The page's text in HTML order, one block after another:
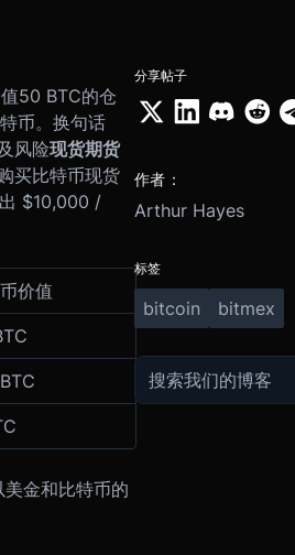
50 BTC的仓
币。换句话
风险现货期货
买比特币现货
$10,000 /
价值
金和比特币的
分享帖子
作者：
Arthur Hayes
标签
bitcoin bitmex